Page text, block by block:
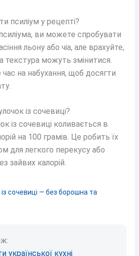
псиліум у рецепті?
ви можете спробувати
льону або чіа, але врахуйте,
текстура можуть змінитися.
на набухання, щоб досягти
із сочевиці?
із сочевиці коливається в
на 100 грамів. Це робить їх
для легкого перекусу або
зайвих калорій.
із сочевиці — без борошна та
української кухні